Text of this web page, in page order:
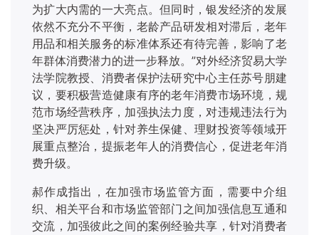
为扩大内需的一大亮点。但同时，银发经济的发展
依然不充分不平衡，老龄产品研发相对滞后，老年
用品和相关服务的标准体系还有待完善，影响了老
年群体消费潜力的进一步释放。”对外经济贸易大学
法学院教授、消费者保护法研究中心主任苏号朋建
议，要积极营造健康有序的老年消费市场环境，规
范市场经营秩序，加强执法力度，对违规违法行为
坚决严厉惩处，针对养生保健、理财投资等领域开
展重点整治，提振老年人的消费信心，促进老年消
费升级。
郝作成指出，在加强市场监管方面，需要中介组
织、相关平台和市场监管部门之间加强信息互通和
交流，加强彼此之间的案例经验共享，针对消费者